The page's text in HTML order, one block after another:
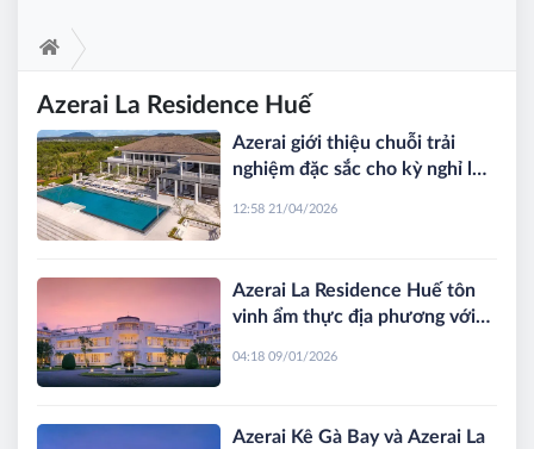
Azerai La Residence Huế
Azerai giới thiệu chuỗi trải
nghiệm đặc sắc cho kỳ nghỉ lễ
12:58 21/04/2026
Azerai La Residence Huế tôn
vinh ẩm thực địa phương với
04:18 09/01/2026
Azerai Kê Gà Bay và Azerai La